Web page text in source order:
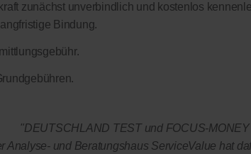
zunächst unverbindlich und kostenlos
Bindung.
"DEUTSCHLAND TEST und FOCUS-
Analyse- und Beratungshaus ServiceValue hat